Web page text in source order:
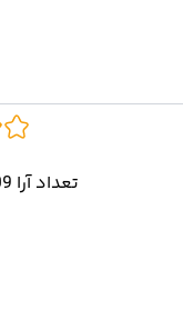
تعداد آرا 1009/میانگین رای 4.9